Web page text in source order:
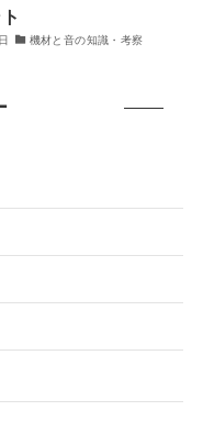
機材と音の知識・考察